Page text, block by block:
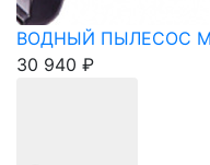
ВОДНЫЙ ПЫЛЕСОС
30 940 ₽